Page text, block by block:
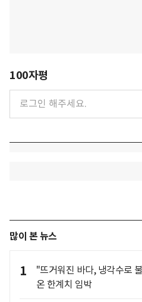
100자평
많이 본 뉴스
1
"뜨거워진 바다, 냉각수로
온 한계치 임박